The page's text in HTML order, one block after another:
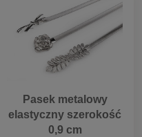
Pasek metalowy
elastyczny szerokość
0,9 cm